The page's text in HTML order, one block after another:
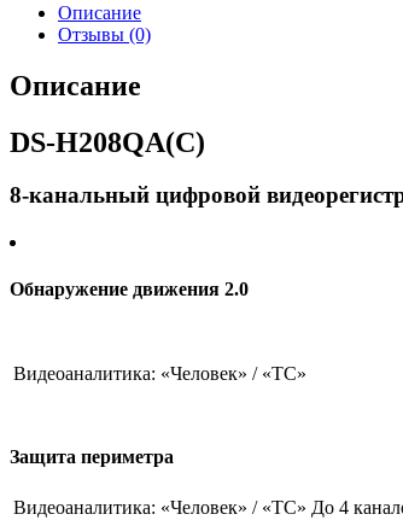
Описание
Отзывы (0)
Описание
DS-H208QA(C)
8-канальный цифровой
Обнаружение движения 2.0
Видеоаналитика: «Человек» / «ТС»
Защита периметра
Видеоаналитика: «Человек» / «ТС» До 4